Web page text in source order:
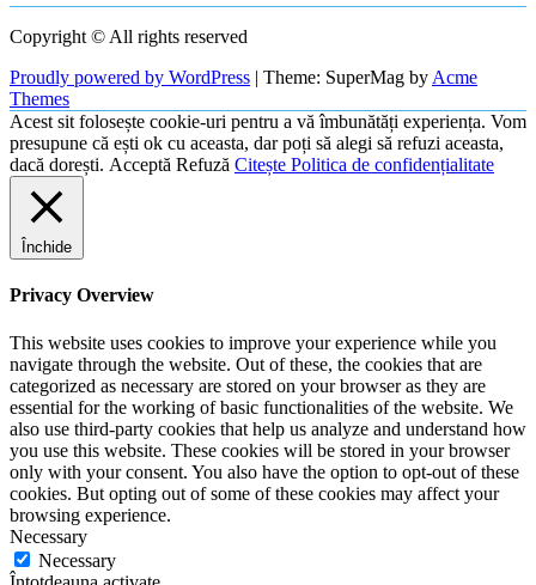
Copyright © All rights reserved
Proudly powered by WordPress | Theme: SuperMag by Acme
Themes
Acest sit folosește cookie-uri pentru a vă îmbunătăți experiența. Vom
presupune că ești ok cu aceasta, dar poți să alegi să refuzi aceasta,
dacă dorești. Acceptă Refuză Citește Politica de confidențialitate
Închide
Privacy Overview
This website uses cookies to improve your experience while you
navigate through the website. Out of these, the cookies that are
categorized as necessary are stored on your browser as they are
essential for the working of basic functionalities of the website. We
also use third-party cookies that help us analyze and understand how
you use this website. These cookies will be stored in your browser
only with your consent. You also have the option to opt-out of these
cookies. But opting out of some of these cookies may affect your
browsing experience.
Necessary
Necessary